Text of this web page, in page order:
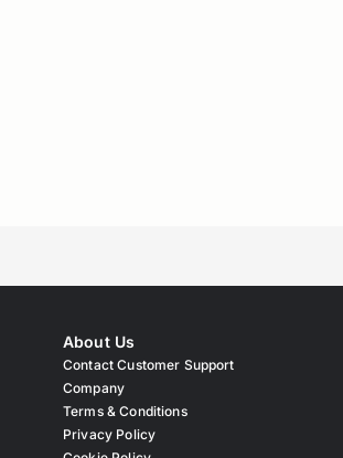
About Us
Contact Customer Support
Company
Terms & Conditions
Privacy Policy